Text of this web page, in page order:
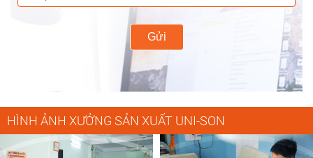
Gửi
HÌNH ẢNH XƯỞNG SẢN XUẤT UNI-SON